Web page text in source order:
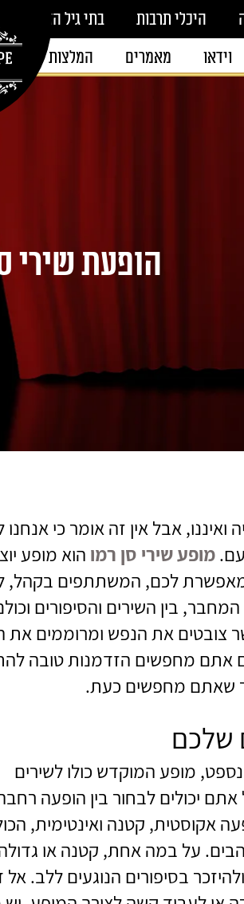
היכלי תרבות בתי גיל הזהב
וידאו מאמרים המלצות
הופעת שירי
ואיננו, אבל אין זה אומר כי אנחנו
מופע שירי סן רמו הוא מופע
לכם, המשתתפים בקהל,
בין השירים והסיפורים
צובטים את הנפש ומרוממים את
אתם מחפשים הזדמנות טובה
שאתם מחפשים כעת.
שלכם
מופע המוקדש כולו לשירים
יכולים לבחור בין הופעה
אקוסטית, קטנה ואינטימית,
על במה אחת, קטנה או
בסיפורים הנוגעים ללב.